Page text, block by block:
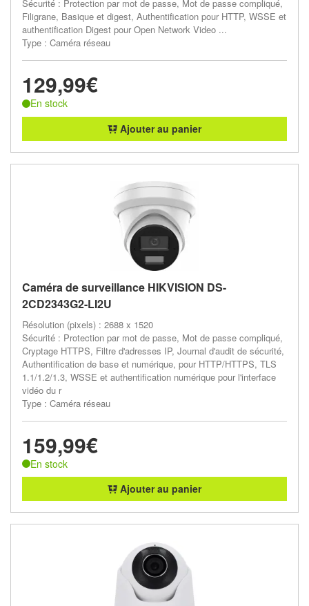
Sécurité : Protection par mot de passe, Mot de passe compliqué,
Filigrane, Basique et digest, Authentification pour HTTP, WSSE et
authentification Digest pour Open Network Video ...
Type : Caméra réseau
129,99€
En stock
Ajouter au panier
Caméra de surveillance HIKVISION DS-
2CD2343G2-LI2U
Résolution (pixels) : 2688 x 1520
Sécurité : Protection par mot de passe, Mot de passe compliqué,
Cryptage HTTPS, Filtre d'adresses IP, Journal d'audit de sécurité,
Authentification de base et numérique, pour HTTP/HTTPS, TLS
1.1/1.2/1.3, WSSE et authentification numérique pour l'interface
vidéo du r
Type : Caméra réseau
159,99€
En stock
Ajouter au panier